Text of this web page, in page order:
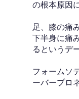
の根本原因
足、膝の痛
下半身に痛
るというデ
フォームソ
ーバープロ